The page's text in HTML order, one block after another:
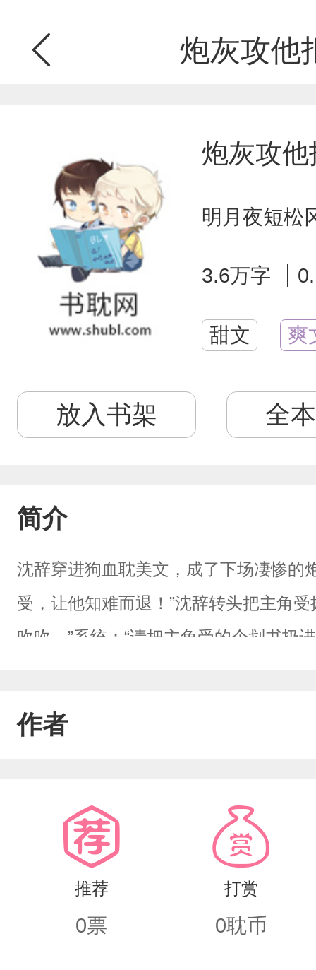
炮灰攻他
炮灰攻
明月夜短松
3.6万字
甜文 爽
放入书架 全
简介
沈辞穿进狗血耽美文，成了下场凄惨的
受，让他知难而退！”沈辞转头把主角
吹吹。”系统：“请把主角受的企划书扔
对他这么好……是不是想引起我的注意
作者
推荐
0票
打赏
0耽币